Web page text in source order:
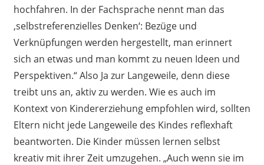
hochfahren. In der Fachsprache nennt man das
‚selbstreferenzielles Denken‘: Bezüge und
Verknüpfungen werden hergestellt, man erinnert
sich an etwas und man kommt zu neuen Ideen und
Perspektiven.“ Also Ja zur Langeweile, denn diese
treibt uns an, aktiv zu werden. Wie es auch im
Kontext von Kindererziehung empfohlen wird, sollten
Eltern nicht jede Langeweile des Kindes reflexhaft
beantworten. Die Kinder müssen lernen selbst
kreativ mit ihrer Zeit umzugehen. „Auch wenn sie im